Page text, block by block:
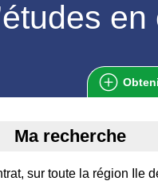
Ma recherche
sur toute la région Ile